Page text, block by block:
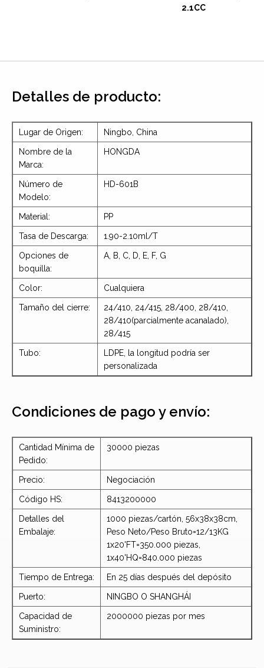
2.1CC
Detalles de producto:
Lugar de Origen: Ningbo, China
Nombre de la
Marca:
HONGDA
Número de
Modelo:
HD-601B
Material: PP
Tasa de Descarga: 1.90-2.10ml/T
Opciones de
boquilla:
A, B, C, D, E, F, G
Color: Cualquiera
Tamaño del cierre:
24/410, 24/415, 28/400, 28/410,
28/410(parcialmente acanalado),
28/415
Tubo:
LDPE, la longitud podría ser
personalizada
Condiciones de pago y envío:
Cantidad Mínima de
Pedido:
30000 piezas
Precio: Negociación
Código HS: 8413200000
Detalles del
Embalaje:
1000 piezas/cartón, 56x38x38cm,
Peso Neto/Peso Bruto=12/13KG
1x20'FT=350.000 piezas,
1x40'HQ=840.000 piezas
Tiempo de Entrega: En 25 días después del depósito
Puerto: NINGBO O SHANGHÁI
Capacidad de
Suministro:
2000000 piezas por mes